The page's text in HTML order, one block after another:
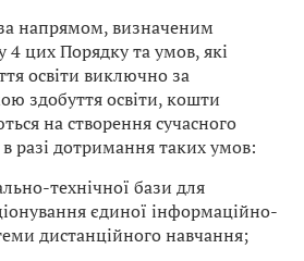
напрямом, визначеним
цих Порядку та умов, які
освіти виключно за
здобуття освіти, кошти
на створення сучасного
в разі дотримання таких умов:
технічної бази для
єдиної інформаційно-
дистанційного навчання;